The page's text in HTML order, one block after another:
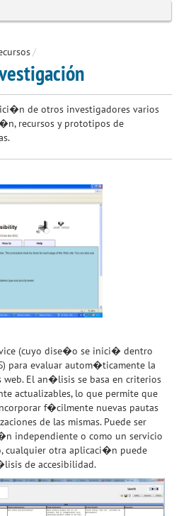
/
de otros investigadores varios
recursos y prototipos de
(cuyo dise�o se inici� dentro
para evaluar autom�ticamente la
El an�lisis se basa en criterios
actualizables, lo que permite que
f�cilmente nuevas pautas
de las mismas. Puede ser
independiente o como un servicio
cualquier otra aplicaci�n puede
de accesibilidad.